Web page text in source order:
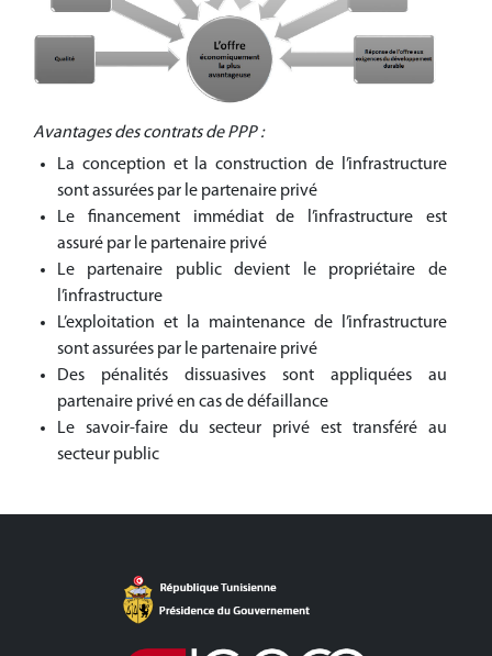
Avantages des contrats de PPP :
La conception et la construction de l’infrastructure
sont assurées par le partenaire privé
Le financement immédiat de l’infrastructure est
assuré par le partenaire privé
Le partenaire public devient le propriétaire de
l’infrastructure
L’exploitation et la maintenance de l’infrastructure
sont assurées par le partenaire privé
Des pénalités dissuasives sont appliquées au
partenaire privé en cas de défaillance
Le savoir-faire du secteur privé est transféré au
secteur public